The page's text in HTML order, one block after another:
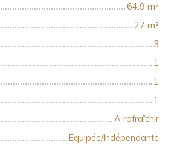
64.9 m²
27 m²
3
1
1
1
A rafraîchir
Equipée/Indépendante